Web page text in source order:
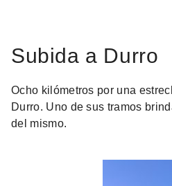
Subida a Durro
Ocho kilómetros por una
Durro. Uno de sus tramos
del mismo.